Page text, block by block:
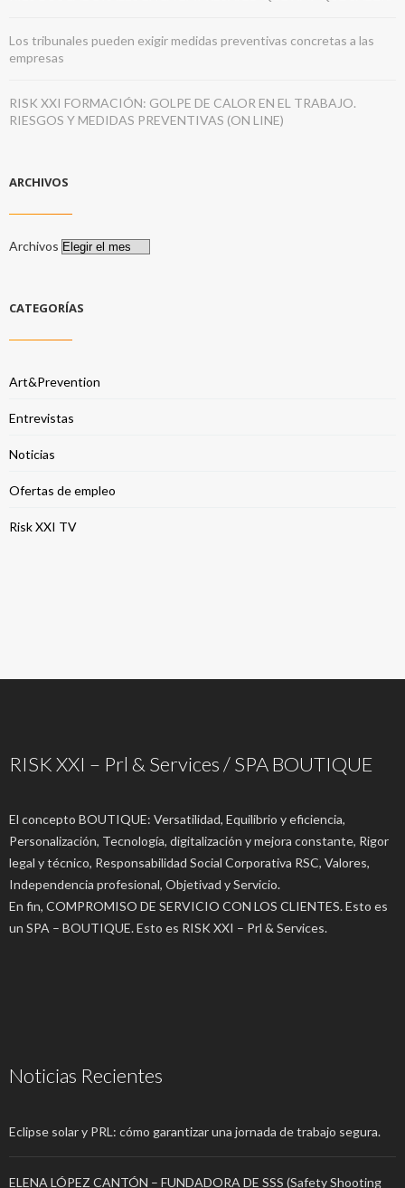
Los tribunales pueden exigir medidas preventivas concretas a las
empresas
RISK XXI FORMACIÓN: GOLPE DE CALOR EN EL TRABAJO.
RIESGOS Y MEDIDAS PREVENTIVAS (ON LINE)
ARCHIVOS
Archivos
CATEGORÍAS
Art&Prevention
Entrevistas
Noticias
Ofertas de empleo
Risk XXI TV
RISK XXI – Prl & Services / SPA BOUTIQUE
El concepto BOUTIQUE: Versatilidad, Equilibrio y eficiencia,
Personalización, Tecnología, digitalización y mejora constante, Rigor
legal y técnico, Responsabilidad Social Corporativa RSC, Valores,
Independencia profesional, Objetivad y Servicio.
En fin, COMPROMISO DE SERVICIO CON LOS CLIENTES. Esto es
un SPA – BOUTIQUE. Esto es RISK XXI – Prl & Services.
Noticias Recientes
Eclipse solar y PRL: cómo garantizar una jornada de trabajo segura.
ELENA LÓPEZ CANTÓN – FUNDADORA DE SSS (Safety Shooting